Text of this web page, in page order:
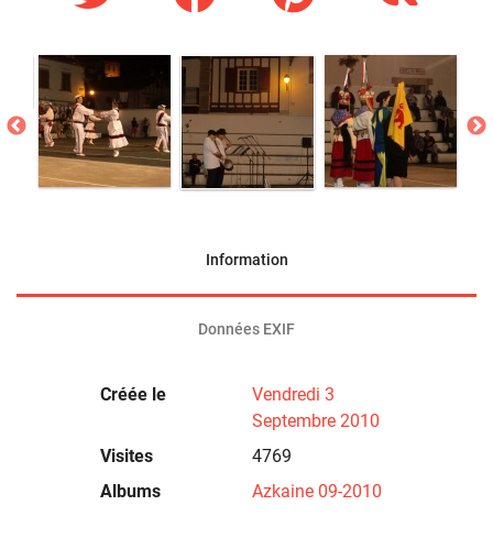
Information
Données EXIF
Créée le
Vendredi 3
Septembre 2010
Visites
4769
Albums
Azkaine 09-2010